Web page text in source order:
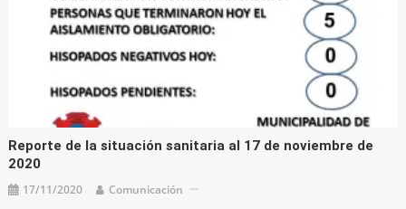
Reporte de la situación sanitaria al 17 de noviembre de
2020
17/11/2020 Comunicación